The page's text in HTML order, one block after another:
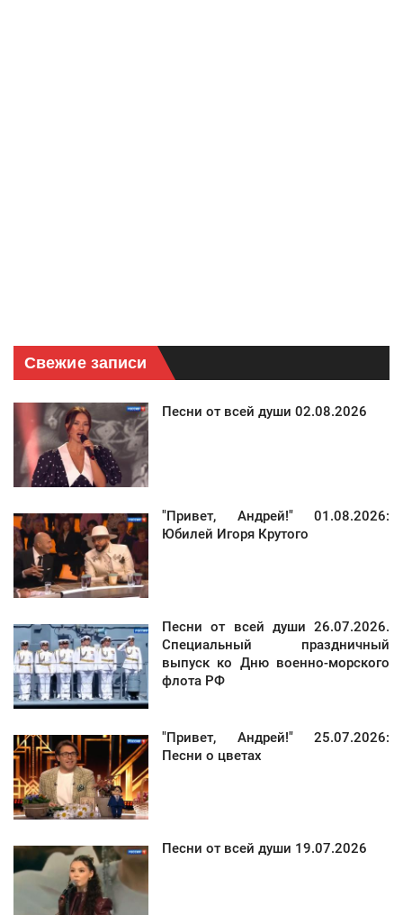
Свежие записи
Песни от всей души 02.08.2026
"Привет, Андрей!" 01.08.2026:
Юбилей Игоря Крутого
Песни от всей души 26.07.2026.
Специальный праздничный
выпуск ко Дню военно-морского
флота РФ
"Привет, Андрей!" 25.07.2026:
Песни о цветах
Песни от всей души 19.07.2026